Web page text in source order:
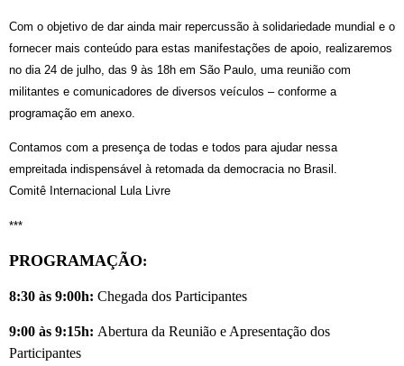
Com o objetivo de dar ainda mair repercussão à solidariedade mundial e o
fornecer mais conteúdo para estas manifestações de apoio, realizaremos
no dia 24 de julho, das 9 às 18h em São Paulo, uma reunião com
militantes e comunicadores de diversos veículos – conforme a
programação em anexo.
Contamos com a presença de todas e todos para ajudar nessa
empreitada indispensável à retomada da democracia no Brasil.
Comitê Internacional Lula Livre
***
PROGRAMAÇÃO:
8:30 às 9:00h: Chegada dos Participantes
9:00 às 9:15h: Abertura da Reunião e Apresentação dos
Participantes